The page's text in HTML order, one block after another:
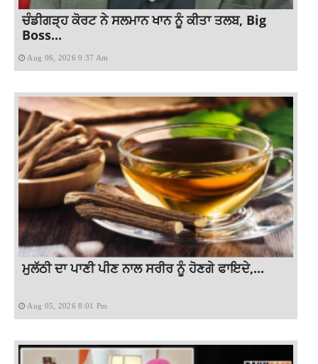
ਚੰਡੀਗੜ੍ਹ ਕੋਰਟ ਨੇ ਸਲਮਾਨ ਖਾਨ ਨੂੰ ਕੀਤਾ ਤਲਬ, Big
Boss...
Aug 06, 2026 9:37 Am
ਮੁਲੱਠੀ ਦਾ ਪਾਣੀ ਪੀਣ ਨਾਲ ਸਰੀਰ ਨੂੰ ਹੋਣਗੇ ਫਾਇਦੇ,...
Aug 05, 2026 8:01 Pm